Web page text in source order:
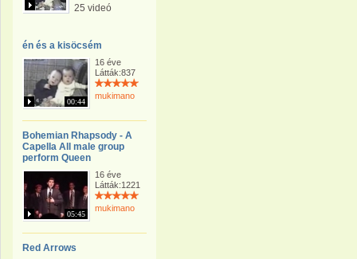
25 videó
én és a kisöcsém
00:44
16 éve
Látták:837
mukimano
Bohemian Rhapsody - A
Capella All male group
perform Queen
05:45
16 éve
Látták:1221
mukimano
Red Arrows